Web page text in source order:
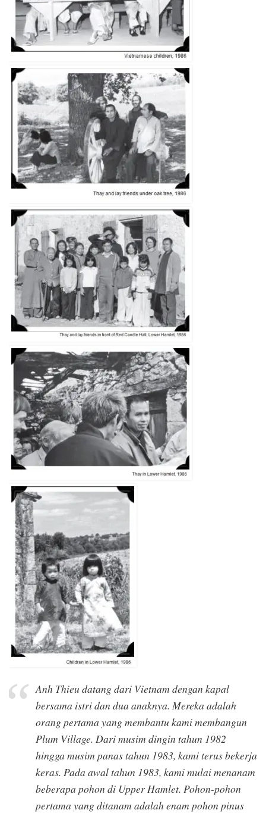
Anh Thieu datang dari Vietnam dengan kapal
bersama istri dan dua anaknya. Mereka adalah
orang pertama yang membantu kami membangun
Plum Village. Dari musim dingin tahun 1982
hingga musim panas tahun 1983, kami terus bekerja
keras. Pada awal tahun 1983, kami mulai menanam
beberapa pohon di Upper Hamlet. Pohon-pohon
pertama yang ditanam adalah enam pohon pinus